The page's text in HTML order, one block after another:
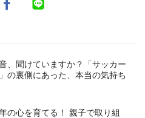
、聞けていますか？「サッカー
の裏側にあった、本当の気持ち
の心を育てる！ 親子で取り組